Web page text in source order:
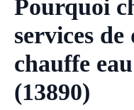
Pourquoi
services de
chauffe
(13890)